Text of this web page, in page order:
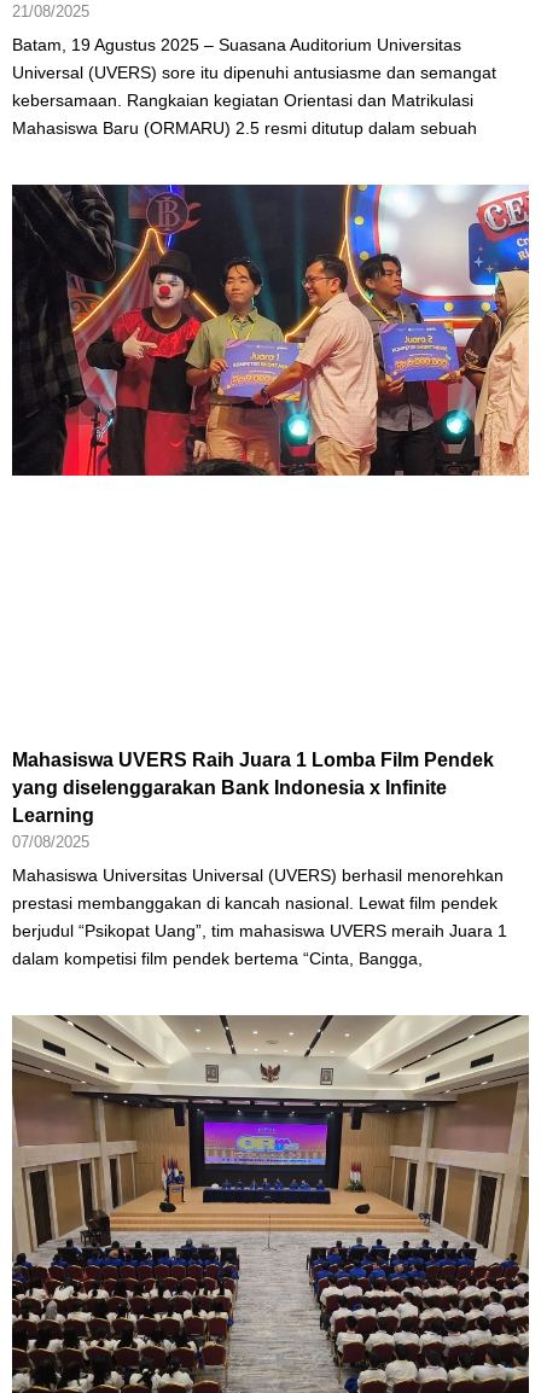
21/08/2025
Batam, 19 Agustus 2025 – Suasana Auditorium Universitas
Universal (UVERS) sore itu dipenuhi antusiasme dan semangat
kebersamaan. Rangkaian kegiatan Orientasi dan Matrikulasi
Mahasiswa Baru (ORMARU) 2.5 resmi ditutup dalam sebuah
Mahasiswa UVERS Raih Juara 1 Lomba Film Pendek
yang diselenggarakan Bank Indonesia x Infinite
Learning
07/08/2025
Mahasiswa Universitas Universal (UVERS) berhasil menorehkan
prestasi membanggakan di kancah nasional. Lewat film pendek
berjudul “Psikopat Uang”, tim mahasiswa UVERS meraih Juara 1
dalam kompetisi film pendek bertema “Cinta, Bangga,